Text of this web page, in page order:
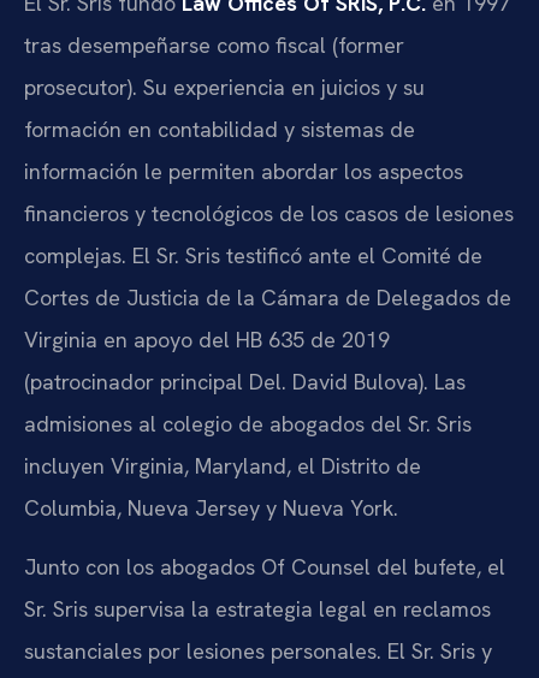
tras desempeñarse como fiscal (former
prosecutor). Su experiencia en juicios y su
formación en contabilidad y sistemas de
información le permiten abordar los aspectos
financieros y tecnológicos de los casos de lesiones
complejas. El Sr. Sris testificó ante el Comité de
Cortes de Justicia de la Cámara de Delegados de
Virginia en apoyo del HB 635 de 2019
(patrocinador principal Del. David Bulova). Las
admisiones al colegio de abogados del Sr. Sris
incluyen Virginia, Maryland, el Distrito de
Columbia, Nueva Jersey y Nueva York.
Junto con los abogados Of Counsel del bufete, el
Sr. Sris supervisa la estrategia legal en reclamos
sustanciales por lesiones personales. El Sr. Sris y